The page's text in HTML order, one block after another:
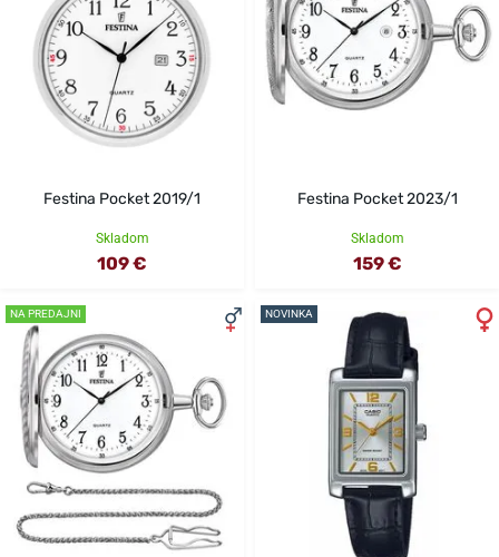
Festina Pocket 2019/1
Skladom
109 €
Festina Pocket 2023/1
Skladom
159 €
NA PREDAJNI NOVINKA